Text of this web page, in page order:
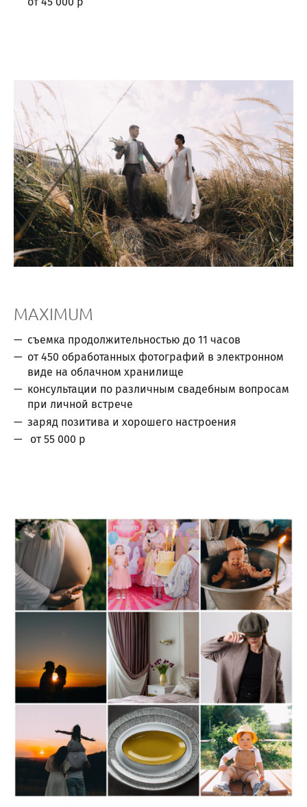
MAXIMUM
съемка продолжительностью до 11 часов
от 450 обработанных фотографий в электронном
виде на облачном хранилище
консультации по различным свадебным вопросам
при личной встрече
заряд позитива и хорошего настроения
от 55 000 р